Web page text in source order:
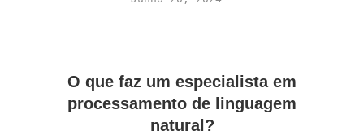
O que faz um especialista em
processamento de linguagem
natural?